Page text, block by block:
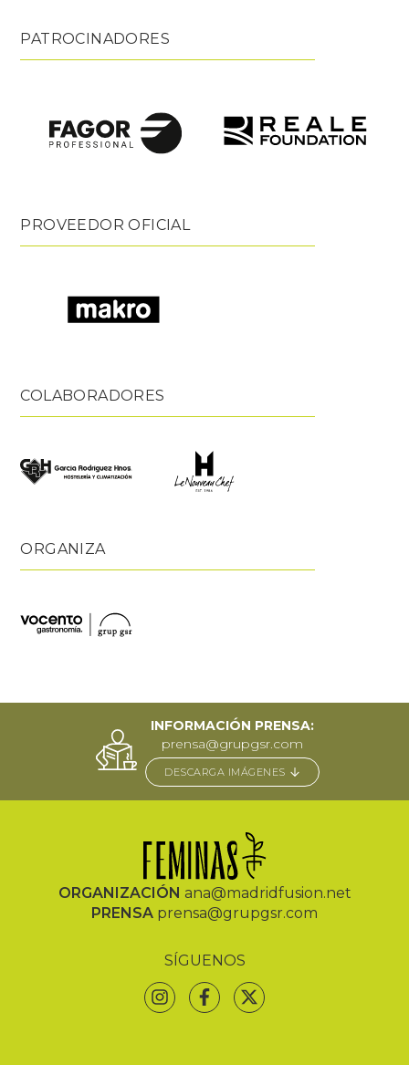
PATROCINADORES
PROVEEDOR OFICIAL
COLABORADORES
ORGANIZA
INFORMACIÓN PRENSA:
prensa@grupgsr.com
DESCARGA IMÁGENES
ORGANIZACIÓN ana@madridfusion.net
PRENSA prensa@grupgsr.com
SÍGUENOS